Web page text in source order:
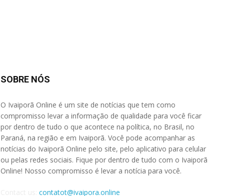
SOBRE NÓS
O Ivaiporã Online é um site de notícias que tem como
compromisso levar a informação de qualidade para você ficar
por dentro de tudo o que acontece na política, no Brasil, no
Paraná, na região e em Ivaiporã. Você pode acompanhar as
notícias do Ivaiporã Online pelo site, pelo aplicativo para celular
ou pelas redes sociais. Fique por dentro de tudo com o Ivaiporã
Online! Nosso compromisso é levar a notícia para você.
contatot@ivaipora.online